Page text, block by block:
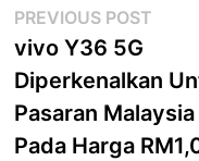
Post
navigation
PREVIOUS POST
vivo Y36 5G
Diperkenalkan
Pasaran Malaysia
Pada Harga